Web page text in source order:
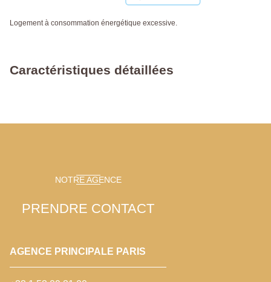
Logement à consommation énergétique excessive.
Caractéristiques détaillées
NOTRE AGENCE
PRENDRE CONTACT
AGENCE PRINCIPALE PARIS